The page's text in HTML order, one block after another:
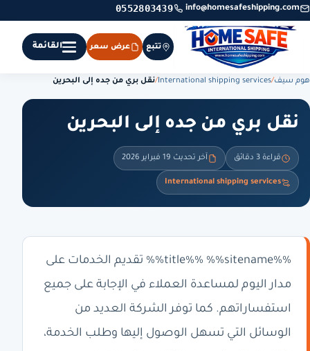
info@homesafeshipping.com
0552803439
تتبع عرض سعر القائمة
هوم سيف/
International shipping services
/نقل بري من جده إلى البحرين
نقل بري من جده إلى البحرين
قراءة 3 دقائق آخر تحديث 19 فبراير 2026
International shipping services
%%title%% %%sitename%% تقديم الخدمات على
مدار اليوم لمساعدة العملاء في الإجابة على جميع
استفساراتهم. كما توفر الشركة العديد من
الوسائل التي تسهل الوصول إليها وطلب الخدمة،